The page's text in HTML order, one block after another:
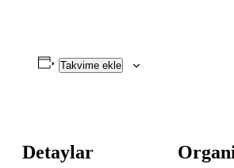
Takvime ekle
Detaylar